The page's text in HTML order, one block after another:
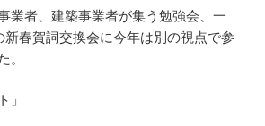
業者、建築事業者が集う勉強会、一
春賀詞交換会に今年は別の視点で参
。
」